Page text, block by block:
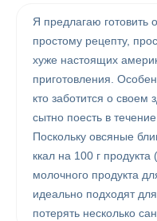
Я предлагаю готовить
простому рецепту,
хуже настоящих
приготовления.
кто заботится о своем
сытно поесть в
Поскольку овсяные
ккал на 100 г
молочного продукта
идеально подходят
потерять несколько